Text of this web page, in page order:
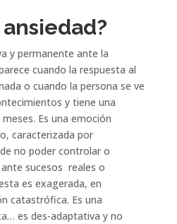
y permanente ante la
cuando la respuesta al
o cuando la persona se ve
y tiene una
Es una emoción
caracterizada por
no poder controlar o
sucesos reales o
es exagerada, en
catastrófica. Es una
es des-adaptativa y no